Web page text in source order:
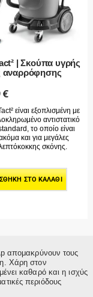
| Σκούπα υγρής
αναρρόφησης
€
είναι εξοπλισμένη με
αντιστατικό
το οποίο είναι
και για μεγάλες
σκόνης.
ΣΤΟ ΚΑΛΆΘΙ
απομακρύνουν τους
Χάρη στον
καθαρό και η ισχύς
περιόδους